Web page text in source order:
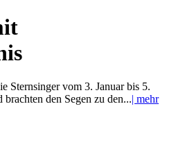
Sternsinger vom 3. Januar bis 5.
den Segen zu den...| mehr